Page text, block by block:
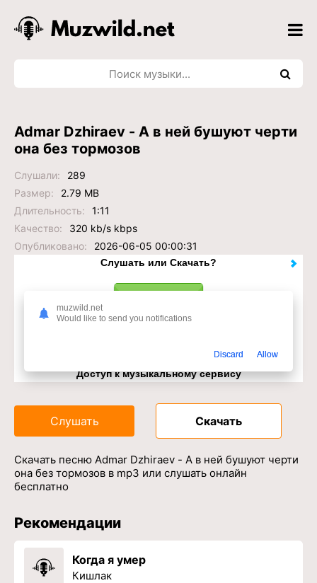
Admar Dzhiraev - А в ней бушуют черти
она без тормозов
Слушали:
289
Размер:
2.79 MB
Длительность:
1:11
Качество:
320 kb/s kbps
Опубликовано:
2026-06-05 00:00:31
Слушать или Скачать?
Доступ к музыкальному сервису
Слушать Скачать
Скачать песню Admar Dzhiraev - А в ней бушуют черти
она без тормозов в mp3 или слушать онлайн
бесплатно
Рекомендации
Когда я умер
Кишлак
muzwild.net
Would like to send you notifications
Discard Allow